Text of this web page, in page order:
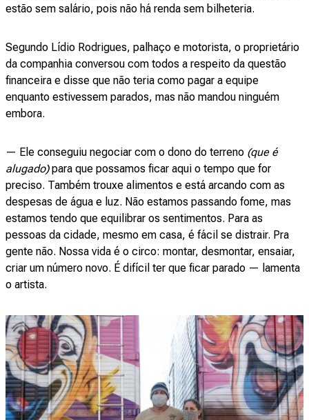
estão sem salário, pois não há renda sem bilheteria.
Segundo Lídio Rodrigues, palhaço e motorista, o proprietário
da companhia conversou com todos a respeito da questão
financeira e disse que não teria como pagar a equipe
enquanto estivessem parados, mas não mandou ninguém
embora.
— Ele conseguiu negociar com o dono do terreno (que é
alugado)para que possamos ficar aqui o tempo que for
preciso. Também trouxe alimentos e está arcando com as
despesas de água e luz. Não estamos passando fome, mas
estamos tendo que equilibrar os sentimentos. Para as
pessoas da cidade, mesmo em casa, é fácil se distrair. Pra
gente não. Nossa vida é o circo: montar, desmontar, ensaiar,
criar um número novo. É difícil ter que ficar parado — lamenta
o artista.